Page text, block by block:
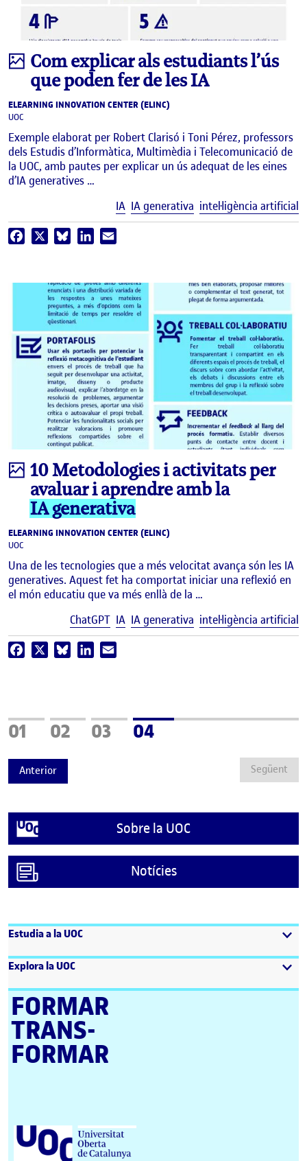
Infografia
Com explicar als estudiants l’ús
que poden fer de les IA
ELEARNING INNOVATION CENTER (ELINC)
UOC
Exemple elaborat per Robert Clarisó i Toni Pérez, professors
dels Estudis d’Informàtica, Multimèdia i Telecomunicació de
la UOC, amb pautes per explicar un ús adequat de les eines
d’IA generatives …
IA IA generativa intel·ligència artificial
Facebook BlueskyLinkedIn
Infografia
10 Metodologies i activitats per
avaluar i aprendre amb la
IA generativa
ELEARNING INNOVATION CENTER (ELINC)
UOC
Una de les tecnologies que a més velocitat avança són les IA
generatives. Aquest fet ha comportat iniciar una reflexió en
el món educatiu que va més enllà de la …
ChatGPT IA IA generativa intel·ligència artificial
Facebook BlueskyLinkedIn
Anterior
Pàgina
01 Pàgina
02 Pàgina
03 Pàgina
04
Següent
Sobre la UOC
Notícies
Estudia a la UOC
Explora la UOC
FORMAR
TRANS­
FORMAR
Universitat Oberta de Catalunya (UOC)